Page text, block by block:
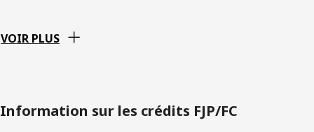
VOIR PLUS
Information sur les crédits FJP/FC